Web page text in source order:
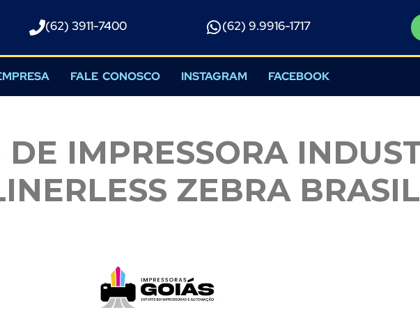
(62) 3911-7400 (62) 9.9916-1717​
FALE CONOSCO INSTAGRAM FACEBOOK
DE IMPRESSORA
ZEBRA BRASIL